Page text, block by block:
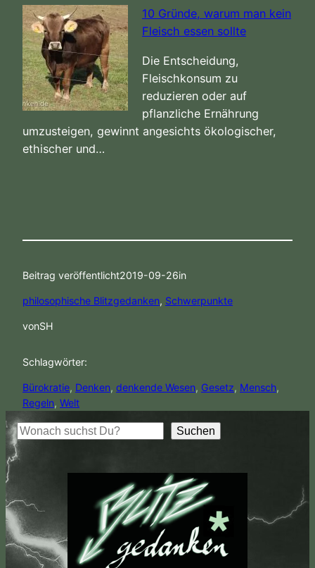
10 Gründe, warum man kein
Fleisch essen sollte
Die Entscheidung,
Fleischkonsum zu
reduzieren oder auf
pflanzliche Ernährung
umzusteigen, gewinnt angesichts ökologischer,
ethischer und…
Beitrag veröffentlicht2019-09-26in
philosophische Blitzgedanken, Schwerpunkte
vonSH
Schlagwörter:
Bürokratie, Denken, denkende Wesen, Gesetz, Mensch
Regeln, Welt
S
u
e
n
Suchen